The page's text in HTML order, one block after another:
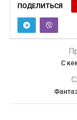
ПОДЕЛИТЬСЯ
С